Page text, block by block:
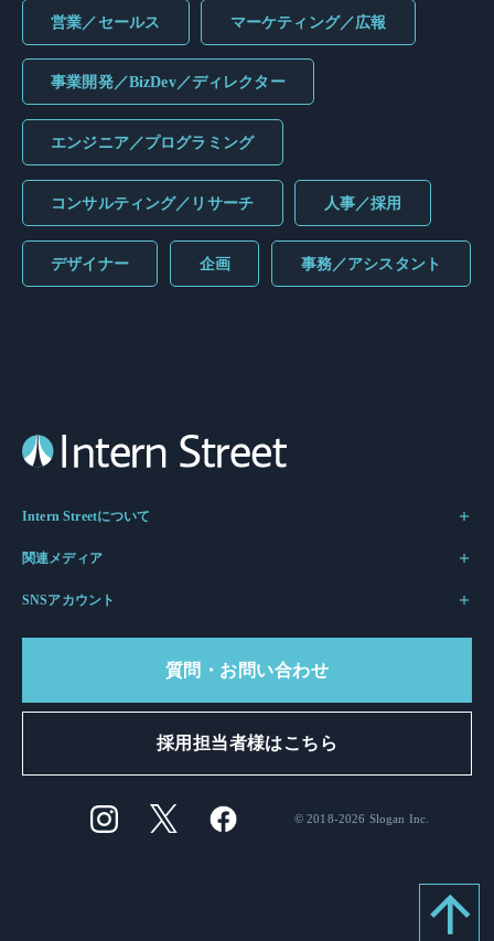
営業／セールス マーケティング／広報
事業開発／BizDev／ディレクター
エンジニア／プログラミング
コンサルティング／リサーチ 人事／採用
デザイナー 企画 事務／アシスタント
Intern Streetについて
関連メディア
SNSアカウント
質問・お問い合わせ
採用担当者様はこちら
© 2018-2026 Slogan Inc.